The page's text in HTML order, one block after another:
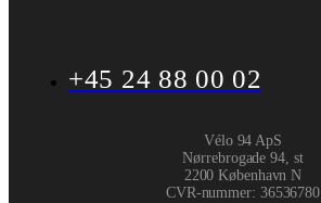
+45 24 88 00 02
Vélo 94 ApS
Nørrebrogade 94, st
2200 København N
CVR-nummer: 36536780